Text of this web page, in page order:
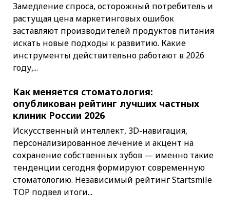
Замедление спроса, осторожный потребитель и
растущая цена маркетинговых ошибок
заставляют производителей продуктов питания
искать новые подходы к развитию. Какие
инструменты действительно работают в 2026
году,...
Как меняется стоматология:
опубликован рейтинг лучших частных
клиник России 2026
Искусственный интеллект, 3D-навигация,
персонализированное лечение и акцент на
сохранение собственных зубов — именно такие
тенденции сегодня формируют современную
стоматологию. Независимый рейтинг Startsmile
TOP подвел итоги...